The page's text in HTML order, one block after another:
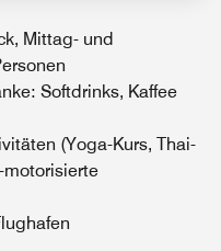
Mittag- und
Softdrinks, Kaffee
(Yoga-Kurs, Thai-
motorisierte